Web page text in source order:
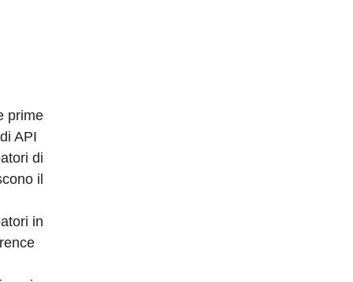
prime
API
di
il
in